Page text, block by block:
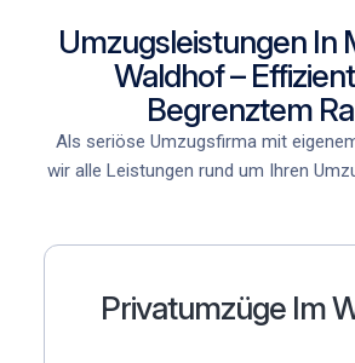
Umzugsleistungen In
Waldhof –
Begrenztem
Als seriöse Umzugsfirma mit
wir alle Leistungen rund um Ihren
Privatumzüge Im